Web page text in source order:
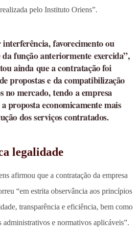
pelo Instituto Oriens”.
favorecimento ou
função anteriormente exercida”,
ainda que a contratação foi
propostas e da compatibilização
no mercado, tendo a empresa
proposta economicamente mais
dos serviços contratados.
legalidade
afirmou que a contratação da empresa
“em estrita observância aos princípios
transparência e eficiência, bem como
administrativos e normativos aplicáveis”.